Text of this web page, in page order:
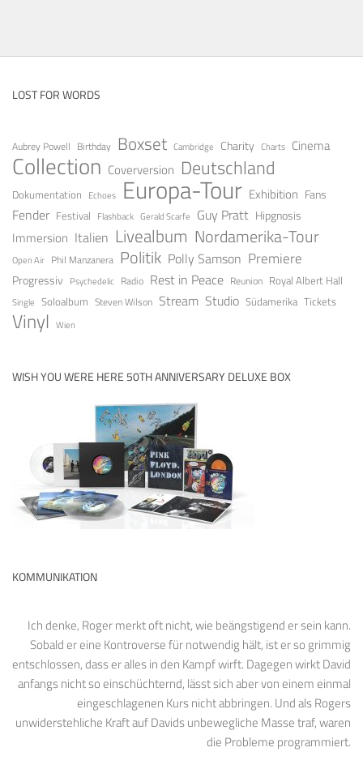
LOST FOR WORDS
Aubrey Powell Birthday Boxset Cambridge Charity Charts Cinema
Collection Coverversion Deutschland
Dokumentation Echoes Europa-Tour Exhibition Fans
Fender Festival Flashback Gerald Scarfe Guy Pratt Hipgnosis
Immersion Italien Livealbum Nordamerika-Tour
Open Air Phil Manzanera Politik Polly Samson Premiere
Progressiv Psychedelic Radio Rest in Peace Reunion Royal Albert Hall
Single Soloalbum Steven Wilson Stream Studio Südamerika Tickets
Vinyl Wien
WISH YOU WERE HERE 50TH ANNIVERSARY DELUXE BOX
KOMMUNIKATION
Ich denke, Roger merkt oft nicht, wie beängstigend er sein kann.
Sobald er eine Kontroverse für notwendig hält, ist er so grimmig
entschlossen, dass er alles in den Kampf wirft. Dagegen wirkt David
anfangs nicht so einschüchternd, lässt sich aber von einem einmal
eingeschlagenen Kurs nicht abbringen. Und als Rogers
unwiderstehliche Kraft auf Davids unbewegliche Masse traf, waren
die Probleme programmiert.